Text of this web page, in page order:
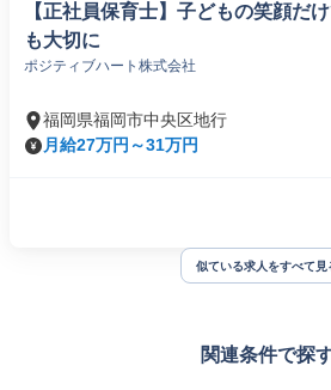
【正社員保育士】子どもの笑顔だ
も大切に
ポジティブハート株式会社
福岡県福岡市中央区地行
月給27万円～31万円
似ている求人をすべて見
関連条件で探